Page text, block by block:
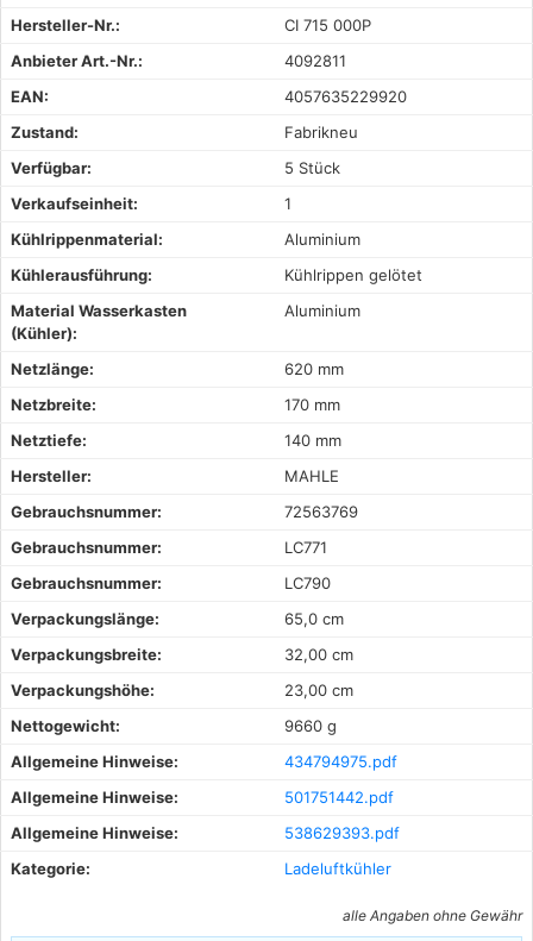
Hersteller-Nr.:
CI 715 000P
Anbieter Art.-Nr.:
4092811
EAN:
4057635229920
Zustand:
Fabrikneu
Verfügbar:
5 Stück
Verkaufseinheit:
1
Kühlrippenmaterial:
Aluminium
Kühlerausführung:
Kühlrippen gelötet
Material Wasserkasten
(Kühler):
Aluminium
Netzlänge:
620 mm
Netzbreite:
170 mm
Netztiefe:
140 mm
Hersteller:
MAHLE
Gebrauchsnummer:
72563769
Gebrauchsnummer:
LC771
Gebrauchsnummer:
LC790
Verpackungslänge:
65,0 cm
Verpackungsbreite:
32,00 cm
Verpackungshöhe:
23,00 cm
Nettogewicht:
9660 g
Allgemeine Hinweise:
434794975.pdf
Allgemeine Hinweise:
501751442.pdf
Allgemeine Hinweise:
538629393.pdf
Kategorie:
Ladeluftkühler
alle Angaben ohne Gewähr